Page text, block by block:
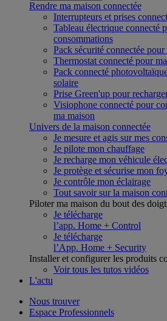
Rendre ma maison connectée
Interrupteurs et prises
Tableau électrique connecté
consommations
Pack sécurité connectée
Thermostat connecté pour
Pack connecté
solaire
Prise Green'up pour
Visiophone connecté pour
ma maison
Univers de la maison connectée
Je mesure et agis sur mes
Je pilote mon chauffage
Je recharge mon véhicule
Je protège et sécurise mon
Je contrôle mon éclairage
Tout savoir sur la maison
Piloter ma maison du bout des
Je télécharge
l’app. Home + Control
Je télécharge
l’App. Home + Security
Installer et configurer les produits
Voir tous les tutos vidéos
L'actu
Nous trouver
Espace Professionnels